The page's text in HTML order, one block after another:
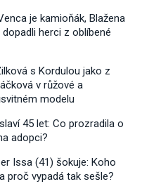
je kamioňák, Blažena
herci z oblíbené
s Kordulou jako z
v růžové a
modelu
45 let: Co prozradila o
adopci?
Issa (41) šokuje: Koho
proč vypadá tak sešle?